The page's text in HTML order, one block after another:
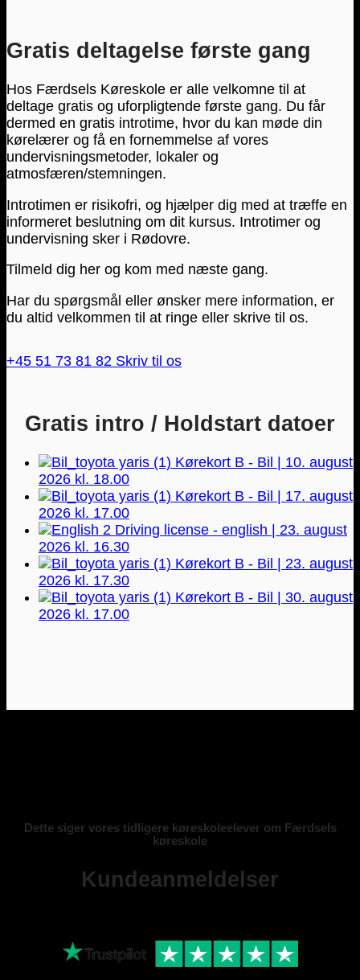
Gratis deltagelse første gang
Hos Færdsels Køreskole er alle velkomne til at
deltage gratis og uforpligtende første gang. Du får
dermed en gratis introtime, hvor du kan møde din
kørelærer og få en fornemmelse af vores
undervisningsmetoder, lokaler og
atmosfæren/stemningen.
Introtimen er risikofri, og hjælper dig med at træffe en
informeret beslutning om dit kursus. Introtimer og
undervisning sker i Rødovre.
Tilmeld dig her og kom med næste gang.
Har du spørgsmål eller ønsker mere information, er
du altid velkommen til at ringe eller skrive til os.
+45 51 73 81 82 Skriv til os
Gratis intro / Holdstart datoer
Kørekort B - Bil | 10. august
2026 kl. 18.00
Kørekort B - Bil | 17. august
2026 kl. 17.00
Driving license - english | 23. august
2026 kl. 16.30
Kørekort B - Bil | 23. august
2026 kl. 17.30
Kørekort B - Bil | 30. august
2026 kl. 17.00
Dette siger vores tidligere køreskoleelever om Færdsels
køreskole
Kundeanmeldelser